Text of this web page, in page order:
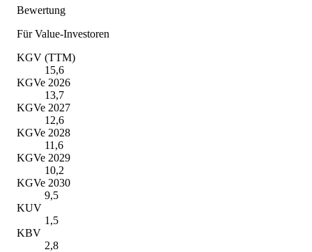
Bewertung
Für Value-Investoren
KGV (TTM)
15,6
KGVe 2026
13,7
KGVe 2027
12,6
KGVe 2028
11,6
KGVe 2029
10,2
KGVe 2030
9,5
KUV
1,5
KBV
2,8